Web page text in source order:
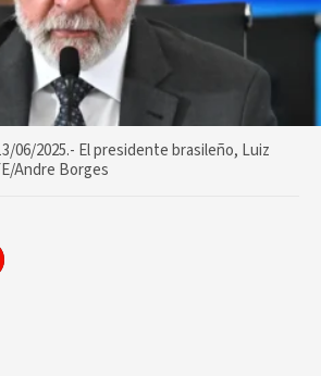
06/2025.- El presidente brasileño, Luiz
Andre Borges